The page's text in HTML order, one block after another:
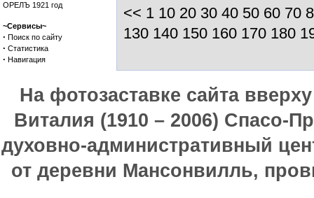
ОРЕЛЪ 1921 год
~Сервисы~
· Поиск по сайту
· Статистика
· Навигация
<< 1 10 20 30 40 50 60 70
130 140 150 160 170 180
На фотозаставке сайта
Виталия (1910 – 2006) Спасо-
духовно-административный
от деревни Мансонвилль,